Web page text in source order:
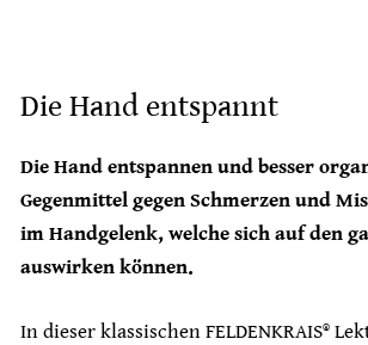
Die Hand entspannt
Die Hand entspannen und besser
Gegenmittel gegen Schmerzen und
im Handgelenk, welche sich auf den
auswirken können.
In dieser klassischen FELDENKRAIS®